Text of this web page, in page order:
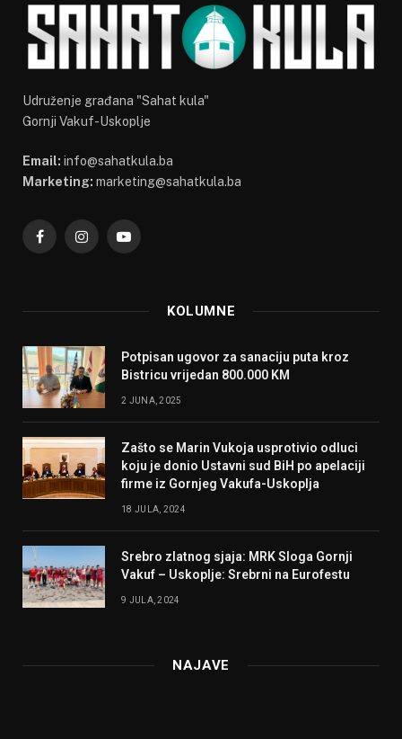
Udruženje građana "Sahat kula"
Gornji Vakuf-Uskoplje
Email: info@sahatkula.ba
Marketing: marketing@sahatkula.ba
FacebookInstagramYouTube
KOLUMNE
Potpisan ugovor za sanaciju puta kroz
Bistricu vrijedan 800.000 KM
2 JUNA, 2025
Zašto se Marin Vukoja usprotivio odluci
koju je donio Ustavni sud BiH po apelaciji
firme iz Gornjeg Vakufa-Uskoplja
18 JULA, 2024
Srebro zlatnog sjaja: MRK Sloga Gornji
Vakuf – Uskoplje: Srebrni na Eurofestu
9 JULA, 2024
NAJAVE